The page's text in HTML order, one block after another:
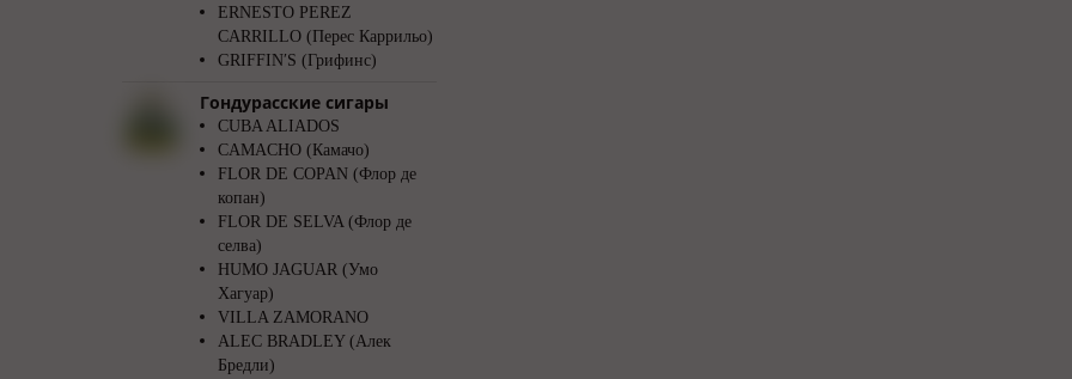
ERNESTO PEREZ
CARRILLO (Перес Каррильо)
GRIFFIN′S (Грифинс)
Гондурасские сигары
CUBA ALIADOS
CAMACHO (Камачо)
FLOR DE COPAN (Флор де
копан)
FLOR DE SELVA (Флор де
селва)
HUMO JAGUAR (Умо
Хагуар)
VILLA ZAMORANO
ALEC BRADLEY (Алек
Бредли)